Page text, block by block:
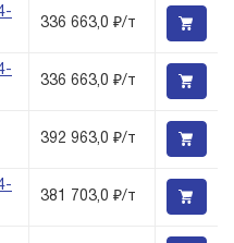
336 663,0 ₽/т
336 663,0 ₽/т
392 963,0 ₽/т
381 703,0 ₽/т